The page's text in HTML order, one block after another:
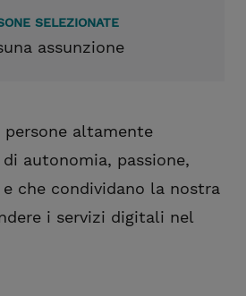
SELEZIONATE
assunzione
altamente
autonomia, passione,
che condividano la nostra
i servizi digitali nel